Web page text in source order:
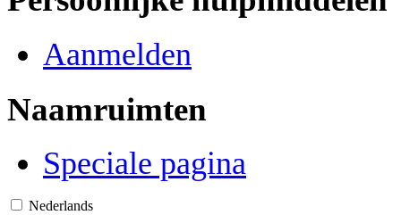
Aanmelden
Naamruimten
Speciale pagina
Nederlands